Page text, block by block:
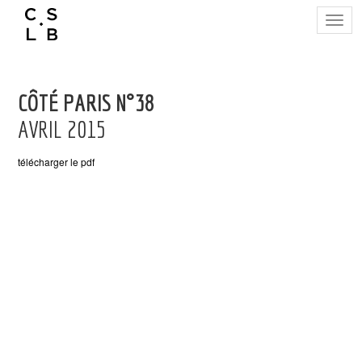
CÔTÉ PARIS N°38
AVRIL 2015
télécharger le pdf